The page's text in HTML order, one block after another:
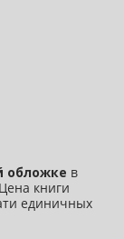
обложке в
книги
единичных